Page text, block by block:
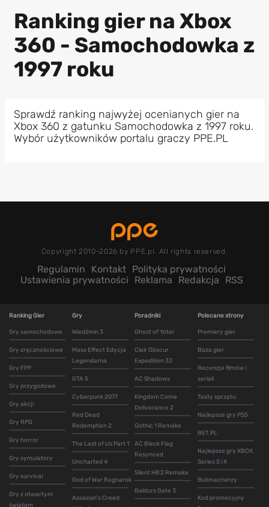
Ranking gier na Xbox
360 - Samochodowka z
1997 roku
Sprawdź ranking najwyżej ocenianych gier na
Xbox 360 z gatunku Samochodowka z 1997 roku.
Wybór użytkowników portalu graczy PPE.PL
Copyright 2010-2026 by PPE.pl. All rights reserved.
Regulamin Kontakt Polityka prywatności
Ustawienia prywatności
Reklama Redakcja RSS
Ranking Gier
Gry samochodowe
Gry zręcznościowe
Gry FPP
Gry przygodowe
Gry akcji
Gry RPG
Gry horror
Gry symulatory
Gry survival
Gry z otwartym
światem
Gry
Wiedźmin 3
Mass Effect Edycja
Legendarna
GTA 5
Cyberpunk 2077
Red Dead
Redemption 2
The Last of Us Part 1
Uncharted 4
God of War Ragnarok
Assassin's Creed
Poradniki
Ghost of Yotei
Clair Obscur
Expedition 33
AC Shadows
Kingdom Come
Deliverance 2
Gothic 1 Remake
AC Black Flag
Resynced
Silent Hill 2 Remake
Baldurs Gate 3
Polecane strony
Premiery gier
Baza gier
Recenzje filmów i
seriali
Testy sprzętu
Najlepsze gry PS5
BET.PL
Najlepsze gry XBOX
Series S i X
Bukmacherzy
Kod promocyjny